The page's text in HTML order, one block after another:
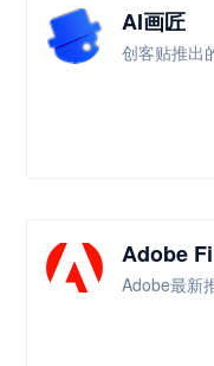
AI画匠
创客贴推出
Adobe
Adobe最新